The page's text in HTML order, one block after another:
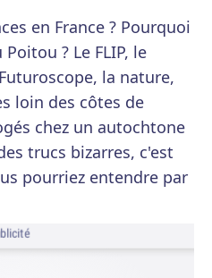
en France ? Pourquoi
? Le FLIP, le
la nature,
loin des côtes de
chez un autochtone
trucs bizarres, c'est
pourriez entendre par